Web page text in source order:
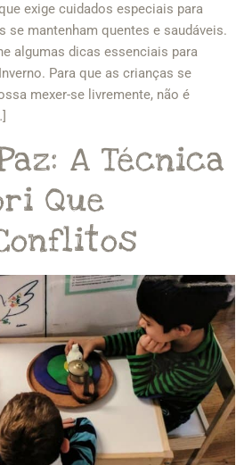
exige cuidados especiais para
se mantenham quentes e saudáveis.
algumas dicas essenciais para
Para que as crianças se
mexer-se livremente, não é
A Técnica
Que